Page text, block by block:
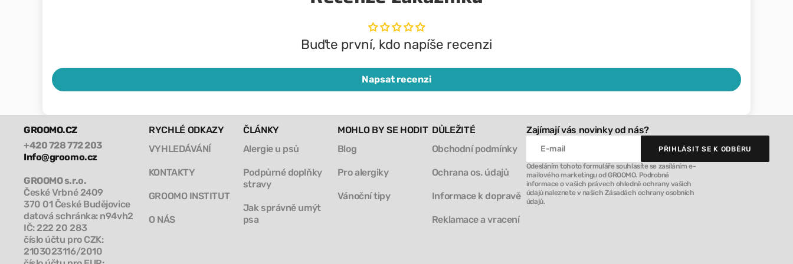
Buďte první, kdo napíše recenzi
Napsat recenzi
GROOMO.CZ
+420 728 772 203
Info@groomo.cz
GROOMO s.r.o.
České Vrbné 2409
370 01 České Budějovice
datová schránka: n94vh2
IČ: 222 20 283
číslo účtu pro CZK:
2103023116/2010
RYCHLÉ ODKAZY
VYHLEDÁVÁNÍ
KONTAKTY
GROOMO INSTITUT
O NÁS
ČLÁNKY
Alergie u psů
Podpůrné doplňky
stravy
Jak správně umýt
psa
MOHLO BY SE HODIT
Blog
Pro alergiky
Vánoční tipy
DŮLEŽITÉ
Obchodní podmínky
Ochrana os. údajů
Informace k dopravě
Reklamace a vracení
Zajímají vás novinky od nás?
E-mail
PŘIHLÁSIT SE K ODBĚRU
PŘIHLÁSIT SE K ODBĚRU
Odesláním tohoto formuláře souhlasíte se zasíláním e-
mailového marketingu od GROOMO. Podrobné
informace o vašich právech ohledně ochrany vašich
údajů naleznete v našich Zásadách ochrany osobních
údajů.